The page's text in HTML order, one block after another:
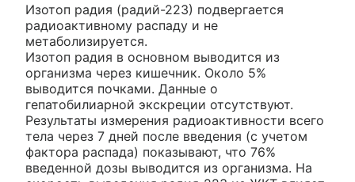
Изотоп радия (радий-223) подвергается
радиоактивному распаду и не
метаболизируется.
Изотоп радия в основном выводится из
организма через кишечник. Около 5%
выводится почками. Данные о
гепатобилиарной экскреции отсутствуют.
Результаты измерения радиоактивности всего
тела через 7 дней после введения (с учетом
фактора распада) показывают, что 76%
введенной дозы выводится из организма. На